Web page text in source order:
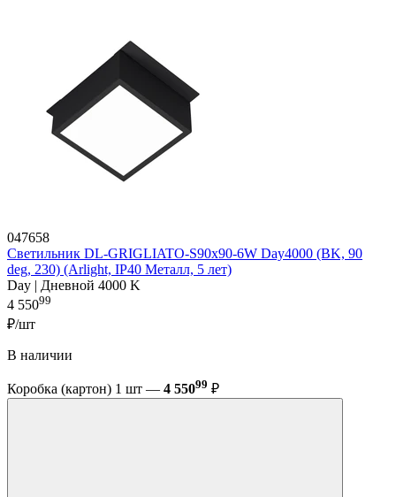
047658
Светильник DL-GRIGLIATO-S90x90-6W Day4000 (BK, 90
deg, 230) (Arlight, IP40 Металл, 5 лет)
Day | Дневной 4000 K
4 55099
₽/шт
В наличии
Коробка (картон) 1 шт — 4 55099 ₽